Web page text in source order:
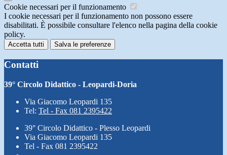
Cookie necessari per il funzionamento
I cookie necessari per il funzionamento non possono essere
disabilitati. È possibile consultare l'elenco nella pagina della cookie
policy.
Accetta tutti Salva le preferenze
Contatti
39° Circolo Didattico - Leopardi-Doria
Via Giacomo Leopardi 135
Tel: Tel - Fax 081 2395422
39° Circolo Didattico - Plesso Leopardi
Via Giacomo Leopardi 135
Tel - Fax 081 2395422